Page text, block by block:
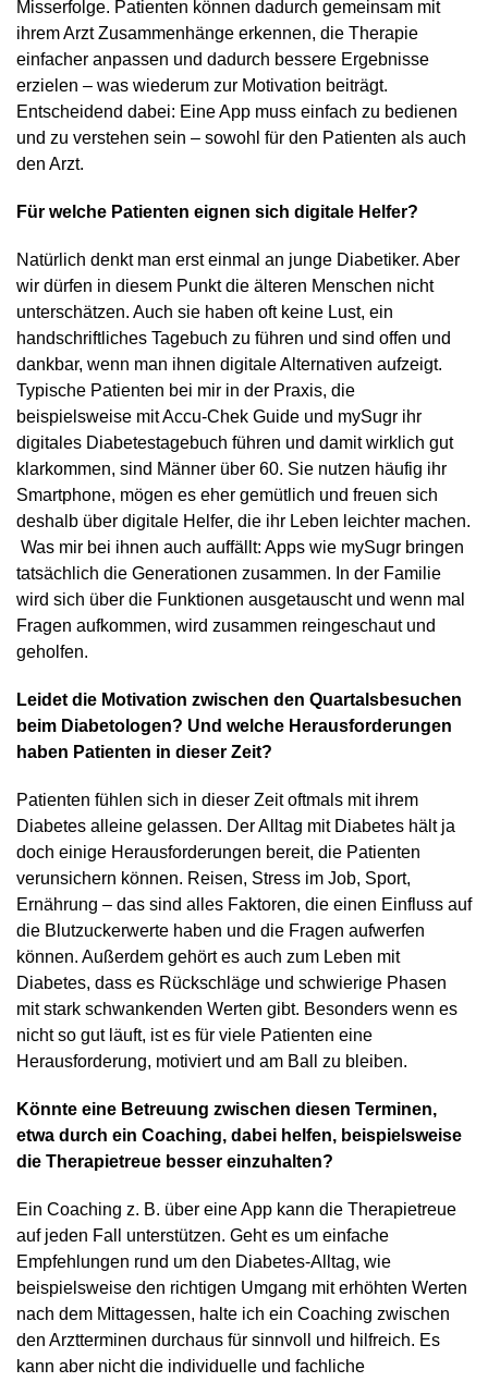
Misserfolge. Patienten können dadurch gemeinsam mit
ihrem Arzt Zusammenhänge erkennen, die Therapie
einfacher anpassen und dadurch bessere Ergebnisse
erzielen – was wiederum zur Motivation beiträgt.
Entscheidend dabei: Eine App muss einfach zu bedienen
und zu verstehen sein – sowohl für den Patienten als auch
den Arzt.
Für welche Patienten eignen sich digitale Helfer?
Natürlich denkt man erst einmal an junge Diabetiker. Aber
wir dürfen in diesem Punkt die älteren Menschen nicht
unterschätzen. Auch sie haben oft keine Lust, ein
handschriftliches Tagebuch zu führen und sind offen und
dankbar, wenn man ihnen digitale Alternativen aufzeigt.
Typische Patienten bei mir in der Praxis, die
beispielsweise mit Accu-Chek Guide und mySugr ihr
digitales Diabetestagebuch führen und damit wirklich gut
klarkommen, sind Männer über 60. Sie nutzen häufig ihr
Smartphone, mögen es eher gemütlich und freuen sich
deshalb über digitale Helfer, die ihr Leben leichter machen.
Was mir bei ihnen auch auffällt: Apps wie mySugr bringen
tatsächlich die Generationen zusammen. In der Familie
wird sich über die Funktionen ausgetauscht und wenn mal
Fragen aufkommen, wird zusammen reingeschaut und
geholfen.
Leidet die Motivation zwischen den Quartalsbesuchen
beim Diabetologen? Und welche Herausforderungen
haben Patienten in dieser Zeit?
Patienten fühlen sich in dieser Zeit oftmals mit ihrem
Diabetes alleine gelassen. Der Alltag mit Diabetes hält ja
doch einige Herausforderungen bereit, die Patienten
verunsichern können. Reisen, Stress im Job, Sport,
Ernährung – das sind alles Faktoren, die einen Einfluss auf
die Blutzuckerwerte haben und die Fragen aufwerfen
können. Außerdem gehört es auch zum Leben mit
Diabetes, dass es Rückschläge und schwierige Phasen
mit stark schwankenden Werten gibt. Besonders wenn es
nicht so gut läuft, ist es für viele Patienten eine
Herausforderung, motiviert und am Ball zu bleiben.
Könnte eine Betreuung zwischen diesen Terminen,
etwa durch ein Coaching, dabei helfen, beispielsweise
die Therapietreue besser einzuhalten?
Ein Coaching z. B. über eine App kann die Therapietreue
auf jeden Fall unterstützen. Geht es um einfache
Empfehlungen rund um den Diabetes-Alltag, wie
beispielsweise den richtigen Umgang mit erhöhten Werten
nach dem Mittagessen, halte ich ein Coaching zwischen
den Arztterminen durchaus für sinnvoll und hilfreich. Es
kann aber nicht die individuelle und fachliche